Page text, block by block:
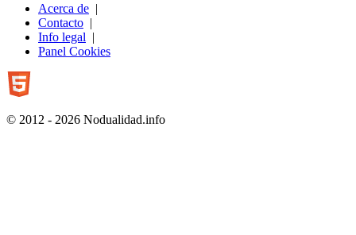
Acerca de |
Contacto |
Info legal |
Panel Cookies
© 2012 - 2026 Nodualidad.info